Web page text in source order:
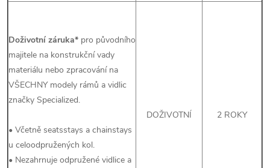
Doživotní záruka* pro původního
majitele na konstrukční vady
materiálu nebo zpracování na
VŠECHNY modely rámů a vidlic
značky Specialized.
• Včetně seatsstays a chainstays
u celoodpružených kol.
• Nezahrnuje odpružené vidlice a
DOŽIVOTNÍ 2 ROKY